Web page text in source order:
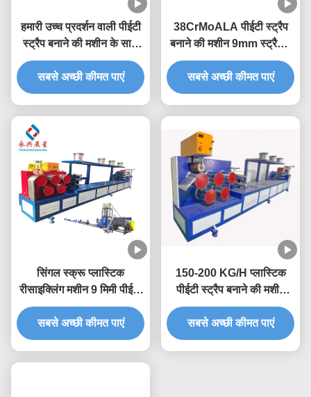
हमारी उच्च प्रदर्शन वाली पीईटी
स्ट्रैप बनाने की मशीन के साथ
अपने उत्पादन को उन्नत करें
सबसे अच्छी कीमत पाएं
38CrMoALA पीईटी स्ट्रैप
बनाने की मशीन 9mm स्ट्रैपिंग
बैंड बनाने की मशीन
सबसे अच्छी कीमत पाएं
सिंगल स्क्रू प्लास्टिक
रीसाइक्लिंग मशीन 9 मिमी पीईटी
स्ट्रैप एक्सट्रूज़न लाइन
सबसे अच्छी कीमत पाएं
150-200 KG/H प्लास्टिक
पीईटी स्ट्रैप बनाने की मशीन
0.4-1.5 मिमी
सबसे अच्छी कीमत पाएं